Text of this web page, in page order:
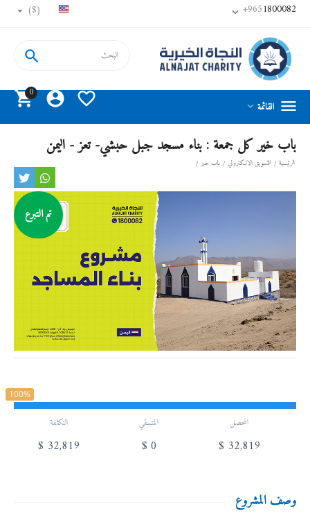
($) +9651800082

0
  

 القائمة 
باب خير كل جمعة : بناء مسجد جبل حبشي- تعز - اليمن
الرئيسية / التسويق الالكتروني / باب خير /
تم التبرع
100%
التكلفة
32,819
$
المتـبـقي
0
$
المحصل
32,819
$
وصف المشروع